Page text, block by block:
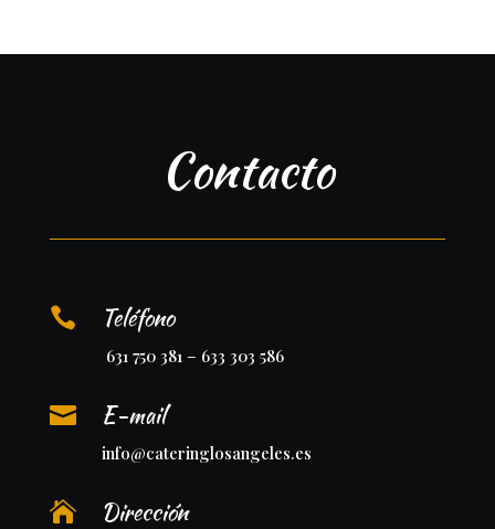
Contacto
 Teléfono
631 750 381 – 633 303 586
 E-mail
info@cateringlosangeles.es
 Dirección